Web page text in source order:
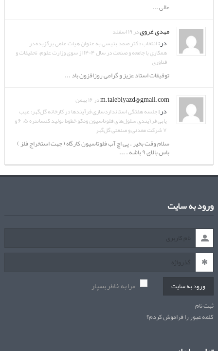
عالی ...
مهدی غرویدر ۱۹ اسفند
در:انتخاب دکتر صمد بنیسی به عنوان هیات علمی برگزیده در
همکاری با جامعه و صنعت در سال ۱۴۰۴ از سوی وزارت علوم، تحقیقات و
فناوری
توفیقات استاد عزیز و گرامی روزافزون باد ...
m.talebiyazd@gmail.comدر ۱۶ بهمن
در:جلسه هفتگی استانداردسازی فرآیندها در کارخانه گل‌گهر: عیب
یابی فرآیندی سلول‌های فلوتاسیون ومکو خطوط تولید کنسانتره ۵، ۶ و
۷ شرکت معدنی و صنعتی گل‌گهر
سلام وقت بخیر . پی اچ آب فلوتاسیون کارگاه ( جهت استخراج فلز )
باس بالای ۹ باشه . ...
ورود به سایت
ورود به سایت مرا به خاطر بسپار
ثبت نام
کلمه عبور را فراموش کردم؟